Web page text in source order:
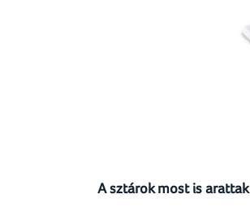
A sztárok most is arattak